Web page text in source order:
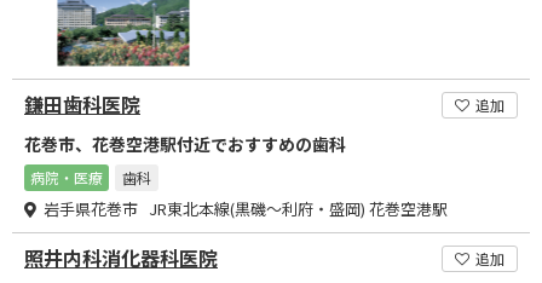
鎌田歯科医院 追加
花巻市、花巻空港駅付近でおすすめの歯科
病院・医療 歯科
岩手県花巻市 JR東北本線(黒磯～利府・盛岡) 花巻空港駅
照井内科消化器科医院 追加